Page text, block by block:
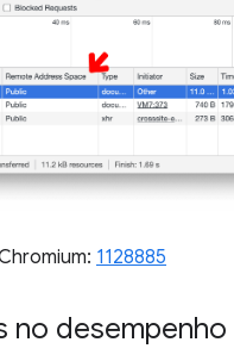
1128885
no desempenho